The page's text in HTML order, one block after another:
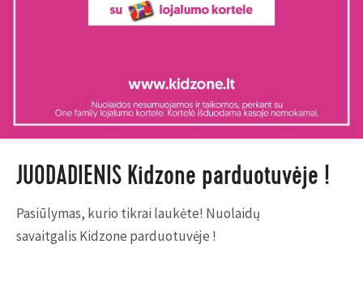
JUODADIENIS Kidzone parduotuvėje !
Pasiūlymas, kurio tikrai laukėte! Nuolaidų
savaitgalis Kidzone parduotuvėje !